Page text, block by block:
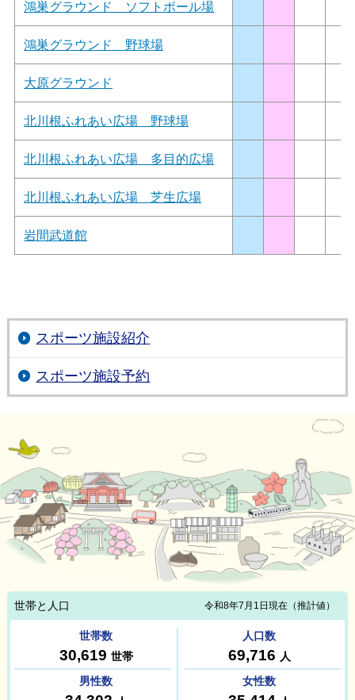
鴻巣グラウンド ソフトボール場
鴻巣グラウンド 野球場
大原グラウンド
北川根ふれあい広場 野球場
北川根ふれあい広場 多目的広場
北川根ふれあい広場 芝生広場
岩間武道館
スポーツ施設紹介
スポーツ施設予約